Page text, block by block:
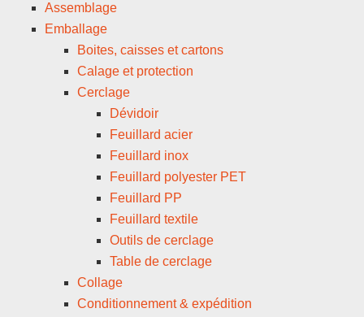
Assemblage
Emballage
Boites, caisses et cartons
Calage et protection
Cerclage
Dévidoir
Feuillard acier
Feuillard inox
Feuillard polyester PET
Feuillard PP
Feuillard textile
Outils de cerclage
Table de cerclage
Collage
Conditionnement & expédition